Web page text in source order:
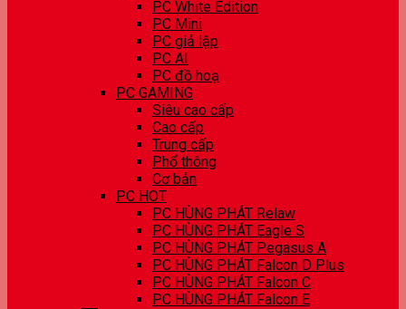
PC White Edition
PC Mini
PC giả lập
PC AI
PC đồ hoạ
PC GAMING
Siêu cao cấp
Cao cấp
Trung cấp
Phổ thông
Cơ bản
PC HOT
PC HÙNG PHÁT Relaw
PC HÙNG PHÁT Eagle S
PC HÙNG PHÁT Pegasus A
PC HÙNG PHÁT Falcon D Plus
PC HÙNG PHÁT Falcon C
PC HÙNG PHÁT Falcon E